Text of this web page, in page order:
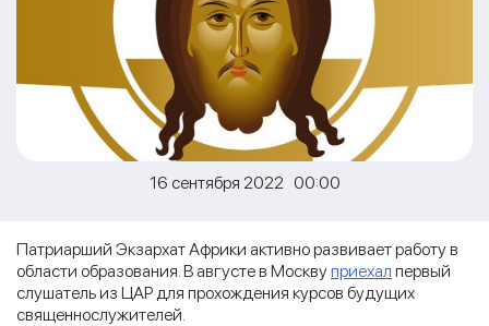
16 сентября 2022 00:00
Патриарший Экзархат Африки активно развивает работу в
области образования. В августе в Москву приехал первый
слушатель из ЦАР для прохождения курсов будущих
священнослужителей.